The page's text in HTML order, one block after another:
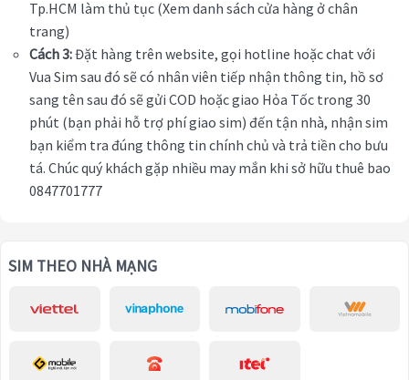
Tp.HCM làm thủ tục (Xem danh sách cửa hàng ở chân
trang)
Cách 3:Đặt hàng trên website, gọi hotline hoặc chat với
Vua Sim sau đó sẽ có nhân viên tiếp nhận thông tin, hồ sơ
sang tên sau đó sẽ gửi COD hoặc giao Hỏa Tốc trong 30
phút (bạn phải hỗ trợ phí giao sim) đến tận nhà, nhận sim
bạn kiểm tra đúng thông tin chính chủ và trả tiền cho bưu
tá. Chúc quý khách gặp nhiều may mắn khi sở hữu thuê bao
0847701777
SIM THEO NHÀ MẠNG